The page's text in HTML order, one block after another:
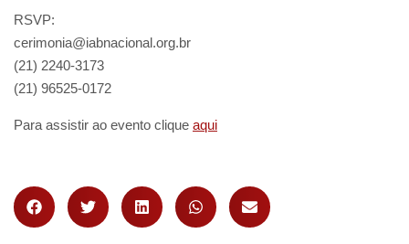
RSVP:
cerimonia@iabnacional.org.br
(21) 2240-3173
(21) 96525-0172
Para assistir ao evento clique aqui